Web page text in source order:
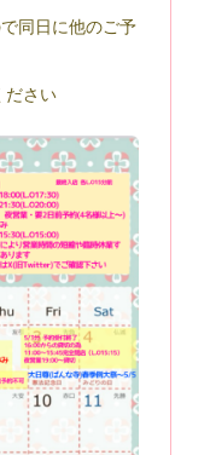
同日に他のご予
ださい